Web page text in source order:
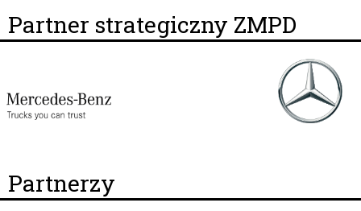
Partner strategiczny ZMPD
Partnerzy